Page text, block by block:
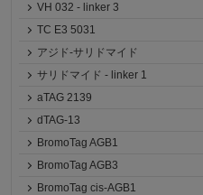
VH 032 - linker 3
TC E3 5031
アジド-サリドマイド
サリドマイド - linker 1
aTAG 2139
dTAG-13
BromoTag AGB1
BromoTag AGB3
BromoTag cis-AGB1